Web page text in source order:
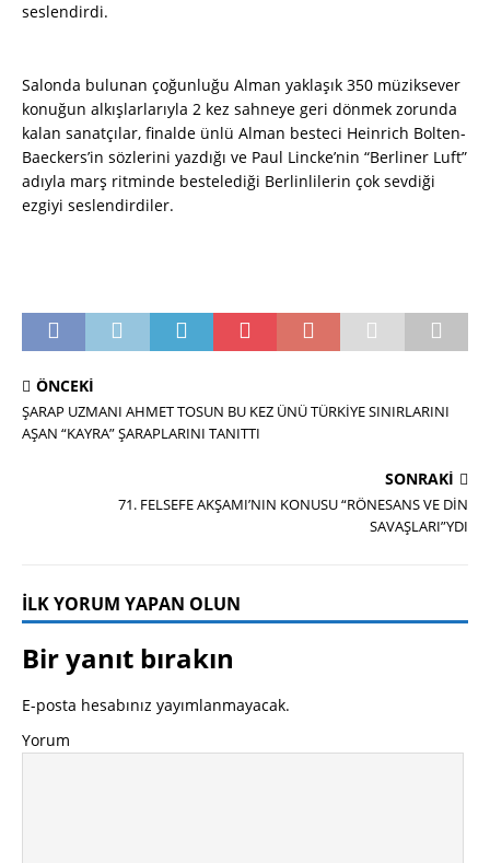
seslendirdi.
Salonda bulunan çoğunluğu Alman yaklaşık 350 müziksever
konuğun alkışlarlarıyla 2 kez sahneye geri dönmek zorunda
kalan sanatçılar, finalde ünlü Alman besteci Heinrich Bolten-
Baeckers’in sözlerini yazdığı ve Paul Lincke’nin “Berliner Luft”
adıyla marş ritminde bestelediği Berlinlilerin çok sevdiği
ezgiyi seslendirdiler.
ÖNCEKI
ŞARAP UZMANI AHMET TOSUN BU KEZ ÜNÜ TÜRKİYE SINIRLARINI
AŞAN “KAYRA” ŞARAPLARINI TANITTI
SONRAKI
71. FELSEFE AKŞAMI’NIN KONUSU “RÖNESANS VE DİN
SAVAŞLARI”YDI
İLK YORUM YAPAN OLUN
Bir yanıt bırakın
E-posta hesabınız yayımlanmayacak.
Yorum